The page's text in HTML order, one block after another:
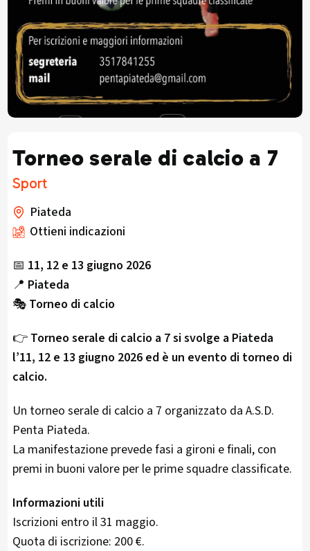
Torneo serale di calcio a 7
Sport
Piateda
Ottieni indicazioni
📅 11, 12 e 13 giugno 2026
📍 Piateda
🎭 Torneo di calcio
👉 Torneo serale di calcio a 7 si svolge a Piateda
l’11, 12 e 13 giugno 2026 ed è un evento di torneo di
calcio.
Un torneo serale di calcio a 7 organizzato da A.S.D.
Penta Piateda.
La manifestazione prevede fasi a gironi e finali, con
premi in buoni valore per le prime squadre classificate.
Informazioni utili
Iscrizioni entro il 31 maggio.
Quota di iscrizione: 200 €.